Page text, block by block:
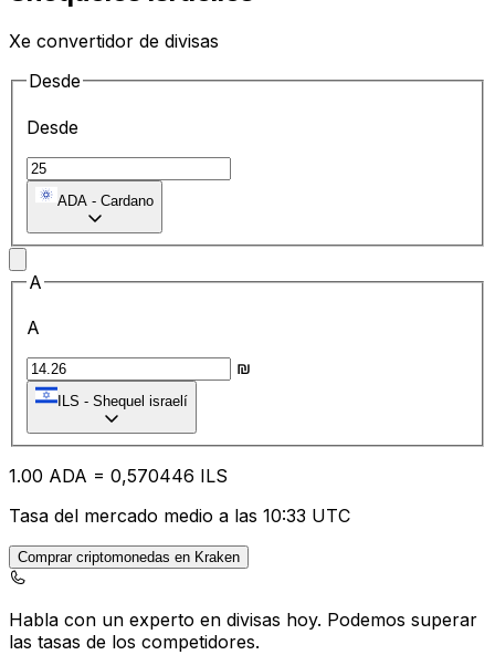
Xe convertidor de divisas
Desde
Desde
ADA - Cardano
A
A
₪
ILS - Shequel israelí
1.00 ADA = 0,570446 ILS
Tasa del mercado medio a las 10:33 UTC
Comprar criptomonedas en Kraken
Habla con un experto en divisas hoy. Podemos superar
las tasas de los competidores.